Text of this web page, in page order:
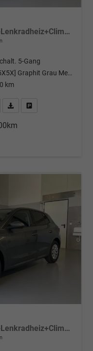
Selection 95PS GV4+Sitzheiz+Lenkradheiz+Climatronic+Sunset+AppConnect+PDC
5-Gang
[5X5X] Graphit Grau Metallic
km
rufen Sie an
PDF-Datei, Fahrzeugexposé
Selection 95PS GV4+Sitzheiz+Lenkradheiz+Climatronic+Sunset+AppConnect+PDC